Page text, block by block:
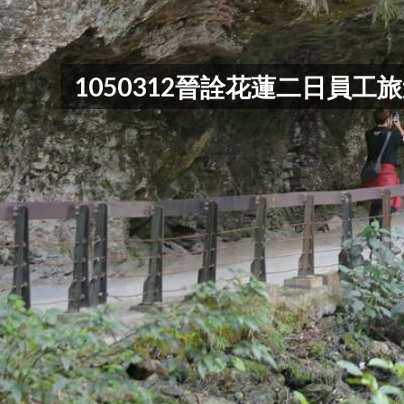
1050312晉詮花蓮二日員工